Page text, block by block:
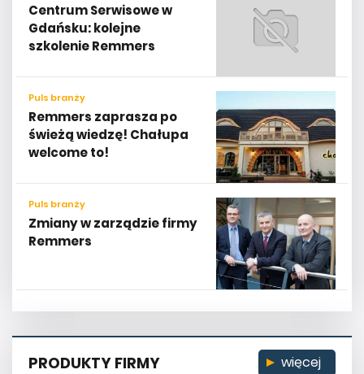
Centrum Serwisowe w
Gdańsku: kolejne
szkolenie Remmers
Puls branży
Remmers zaprasza po
świeżą wiedzę! Chałupa
welcome to!
Puls branży
Zmiany w zarządzie firmy
Remmers
PRODUKTY FIRMY więcej